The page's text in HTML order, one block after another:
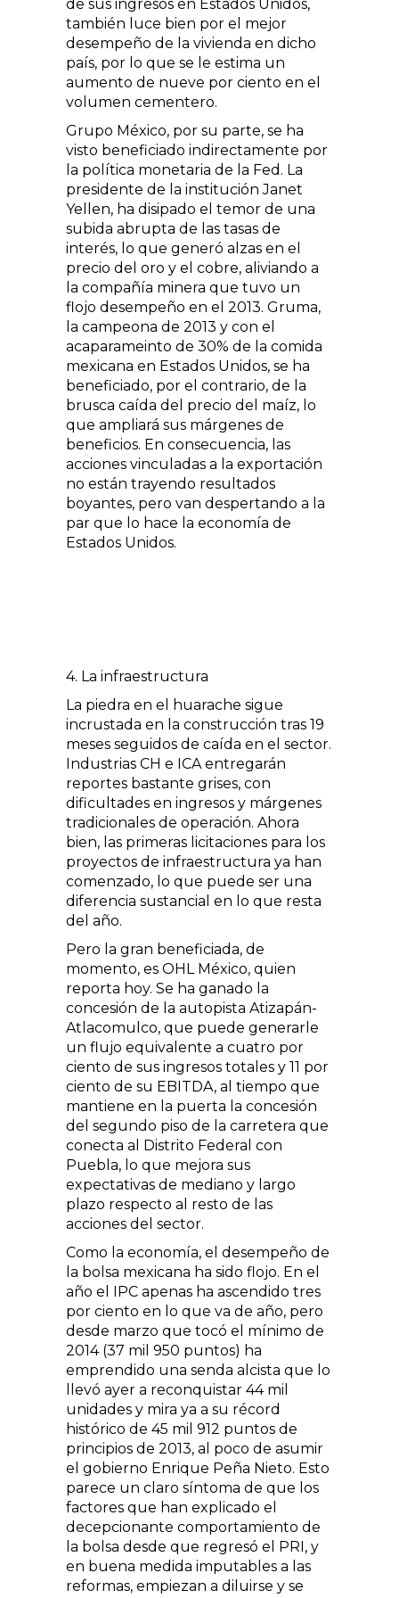
de sus ingresos en Estados Unidos,
también luce bien por el mejor
desempeño de la vivienda en dicho
país, por lo que se le estima un
aumento de nueve por ciento en el
volumen cementero.
Grupo México, por su parte, se ha
visto beneficiado indirectamente por
la política monetaria de la Fed. La
presidente de la institución Janet
Yellen, ha disipado el temor de una
subida abrupta de las tasas de
interés, lo que generó alzas en el
precio del oro y el cobre, aliviando a
la compañía minera que tuvo un
flojo desempeño en el 2013. Gruma,
la campeona de 2013 y con el
acaparameinto de 30% de la comida
mexicana en Estados Unidos, se ha
beneficiado, por el contrario, de la
brusca caída del precio del maíz, lo
que ampliará sus márgenes de
beneficios. En consecuencia, las
acciones vinculadas a la exportación
no están trayendo resultados
boyantes, pero van despertando a la
par que lo hace la economía de
Estados Unidos.
4. La infraestructura
La piedra en el huarache sigue
incrustada en la construcción tras 19
meses seguidos de caída en el sector.
Industrias CH e ICA entregarán
reportes bastante grises, con
dificultades en ingresos y márgenes
tradicionales de operación. Ahora
bien, las primeras licitaciones para los
proyectos de infraestructura ya han
comenzado, lo que puede ser una
diferencia sustancial en lo que resta
del año.
Pero la gran beneficiada, de
momento, es OHL México, quien
reporta hoy. Se ha ganado la
concesión de la autopista Atizapán-
Atlacomulco, que puede generarle
un flujo equivalente a cuatro por
ciento de sus ingresos totales y 11 por
ciento de su EBITDA, al tiempo que
mantiene en la puerta la concesión
del segundo piso de la carretera que
conecta al Distrito Federal con
Puebla, lo que mejora sus
expectativas de mediano y largo
plazo respecto al resto de las
acciones del sector.
Como la economía, el desempeño de
la bolsa mexicana ha sido flojo. En el
año el IPC apenas ha ascendido tres
por ciento en lo que va de año, pero
desde marzo que tocó el mínimo de
2014 (37 mil 950 puntos) ha
emprendido una senda alcista que lo
llevó ayer a reconquistar 44 mil
unidades y mira ya a su récord
histórico de 45 mil 912 puntos de
principios de 2013, al poco de asumir
el gobierno Enrique Peña Nieto. Esto
parece un claro síntoma de que los
factores que han explicado el
decepcionante comportamiento de
la bolsa desde que regresó el PRI, y
en buena medida imputables a las
reformas, empiezan a diluirse y se